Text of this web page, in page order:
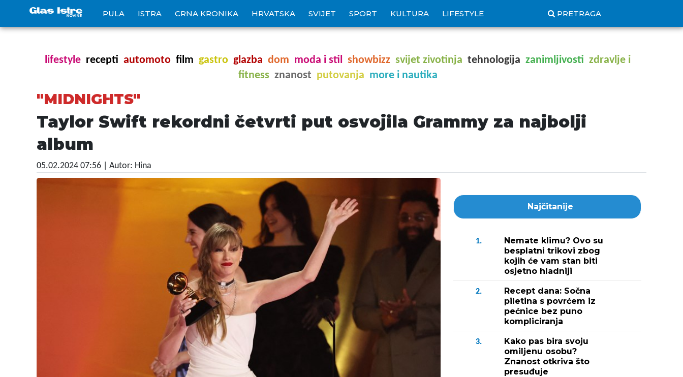
PULA ISTRA CRNA KRONIKA HRVATSKA SVIJET SPORT KULTURA LIFESTYLE PRETRAGA
lifestyle recepti automoto film gastro glazba dom moda i stil showbizz svijet zivotinja tehnologija zanimljivosti zdravlje i
fitness znanost putovanja more i nautika
"MIDNIGHTS"
Taylor Swift rekordni četvrti put osvojila Grammy za najbolji
album
05.02.2024 07:56 | Autor: Hina
Najčitanije
1.
Nemate klimu? Ovo su
besplatni trikovi zbog
kojih će vam stan biti
osjetno hladniji
2.
Recept dana: Sočna
piletina s povrćem iz
pećnice bez puno
kompliciranja
3.
Kako pas bira svoju
omiljenu osobu?
Znanost otkriva što
presuđuje